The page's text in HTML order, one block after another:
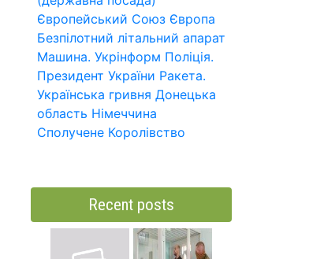
Європейський Союз Європа
Безпілотний літальний апарат
Машина. Укрінформ Поліція.
Президент України Ракета.
Українська гривня Донецька
область Німеччина
Сполучене Королівство
Recent posts